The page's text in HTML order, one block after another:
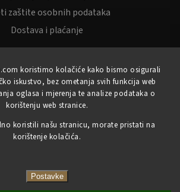
koristimo kolačiće kako bismo osigurali
iskustvo, bez ometanja svih funkcija web
oglasa i mjerenja te analize podataka o
korištenju web stranice.
koristili našu stranicu, morate pristati na
korištenje kolačića.
Postavke
zaštite osobnih podataka
Dostava i plaćanje
Moj račun
Registracija
Prijaviti se
2023NajKava.com